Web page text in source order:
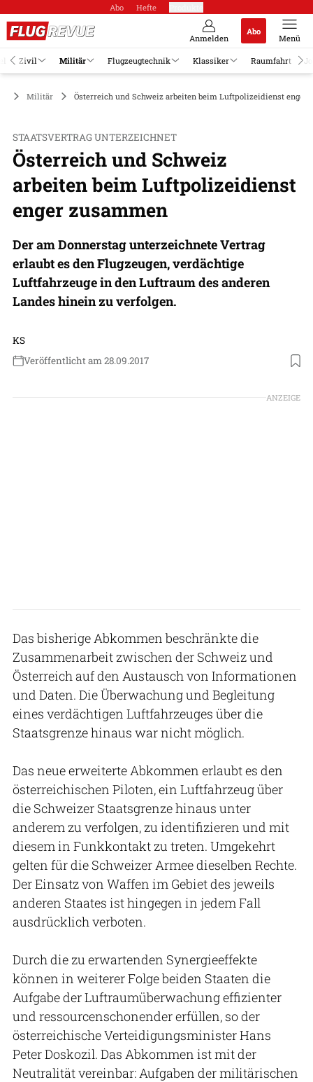
Abo Hefte
Anmelden
Abo
Menü
Zivil Militär Flugzeugtechnik Klassiker Raumfahrt
Militär Österreich und Schweiz arbeiten beim Luftpolizeidienst enger
STAATSVERTRAG UNTERZEICHNET
Österreich und Schweiz
arbeiten beim Luftpolizeidienst
enger zusammen
Der am Donnerstag unterzeichnete Vertrag
erlaubt es den Flugzeugen, verdächtige
Luftfahrzeuge in den Luftraum des anderen
Landes hinein zu verfolgen.
KS
Veröffentlicht am 28.09.2017
ANZEIGE
Das bisherige Abkommen beschränkte die
Zusammenarbeit zwischen der Schweiz und
Österreich auf den Austausch von Informationen
und Daten. Die Überwachung und Begleitung
eines verdächtigen Luftfahrzeuges über die
Staatsgrenze hinaus war nicht möglich.
Das neue erweiterte Abkommen erlaubt es den
österreichischen Piloten, ein Luftfahrzeug über
die Schweizer Staatsgrenze hinaus unter
anderem zu verfolgen, zu identifizieren und mit
diesem in Funkkontakt zu treten. Umgekehrt
gelten für die Schweizer Armee dieselben Rechte.
Der Einsatz von Waffen im Gebiet des jeweils
anderen Staates ist hingegen in jedem Fall
ausdrücklich verboten.
Durch die zu erwartenden Synergieeffekte
können in weiterer Folge beiden Staaten die
Aufgabe der Luftraumüberwachung effizienter
und ressourcenschonender erfüllen, so der
österreichische Verteidigungsminister Hans
Peter Doskozil. Das Abkommen ist mit der
Neutralität vereinbar: Aufgaben der militärischen